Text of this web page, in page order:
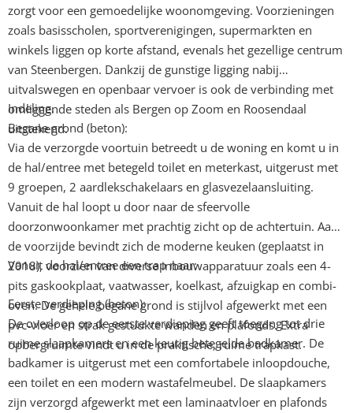
zorgt voor een gemoedelijke woonomgeving. Voorzieningen
zoals basisscholen, sportverenigingen, supermarkten en
winkels liggen op korte afstand, evenals het gezellige centrum
van Steenbergen. Dankzij de gunstige ligging nabij
uitvalswegen en openbaar vervoer is ook de verbinding met
omliggende steden als Bergen op Zoom en Roosendaal
uitstekend.
Indeling.
Begane grond (beton):
Via de verzorgde voortuin betreedt u de woning en komt u in
de hal/entree met betegeld toilet en meterkast, uitgerust met
9 groepen, 2 aardlekschakelaars en glasvezelaansluiting.
Vanuit de hal loopt u door naar de sfeervolle
doorzonwoonkamer met prachtig zicht op de achtertuin. Aan
de voorzijde bevindt zich de moderne keuken (geplaatst in
2018), voorzien van diverse inbouwapparatuur zoals een 4-
pits gaskookplaat, vaatwasser, koelkast, afzuigkap en combi-
oven. De gehele begane grond is stijlvol afgewerkt met een
pvc-vloer en strak gestuukte wanden en plafonds. Extra
opbergruimte vindt u in de praktische, ruime trapkast.
Vanuit de hal/entree een trap naar:
Eerste verdieping (beton):
De overloop op de eerste verdieping geeft toegang tot drie
ruime slaapkamers en een keurig betegelde badkamer. De
badkamer is uitgerust met een comfortabele inloopdouche,
een toilet en een modern wastafelmeubel. De slaapkamers
zijn verzorgd afgewerkt met een laminaatvloer en plafonds